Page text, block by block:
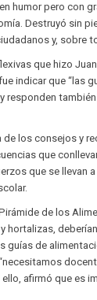
humor pero con
Destruyó sin
y, sobre
que hizo
indicar que “las
responden
los consejos y
que
que se llevan
de los
hortalizas,
guías de
afirmó que es